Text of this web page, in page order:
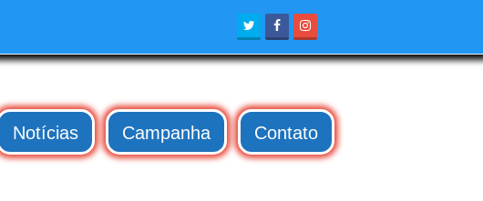
TwitterFacebook
Notícias Campanha Contato